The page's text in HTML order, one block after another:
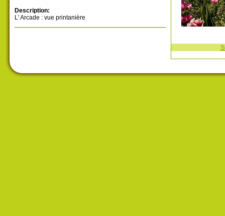
Description:
L' Arcade : vue printanière